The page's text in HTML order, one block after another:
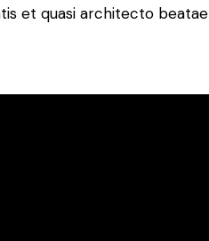
et quasi architecto